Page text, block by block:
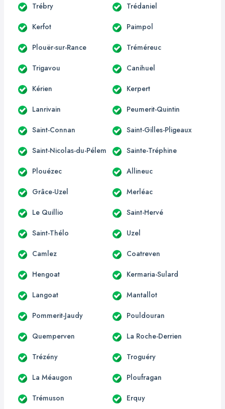
Trébry Trédaniel
Kerfot Paimpol
Plouër-sur-Rance Tréméreuc
Trigavou Canihuel
Kérien Kerpert
Lanrivain Peumerit-Quintin
Saint-Connan Saint-Gilles-Pligeaux
Saint-Nicolas-du-Pélem Sainte-Tréphine
Plouézec Allineuc
Grâce-Uzel Merléac
Le Quillio Saint-Hervé
Saint-Thélo Uzel
Camlez Coatreven
Hengoat Kermaria-Sulard
Langoat Mantallot
Pommerit-Jaudy Pouldouran
Quemperven La Roche-Derrien
Trézény Troguéry
La Méaugon Ploufragan
Trémuson Erquy